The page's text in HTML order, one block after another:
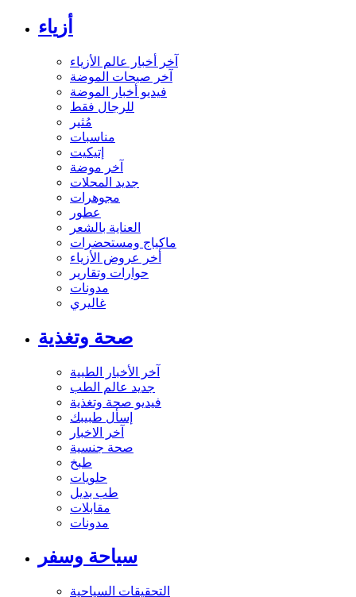
أزياء
آخر أخبار عالم الأزياء
آخر صيحات الموضة
فيديو أخبار الموضة
للرجال فقط
مُثير
مناسبات
إتيكيت
آخر موضة
جديد المحلات
مجوهرات
عطور
العناية بالشعر
ماكياج ومستحضرات
أخر عروض الأزياء
حوارات وتقارير
مدونات
غاليري
صحة وتغذية
آخر الأخبار الطبية
جديد عالم الطب
فيديو صحة وتغذية
إسأل طبيبك
آخر الاخبار
صحة جنسية
طبخ
حلويات
طب بديل
مقابلات
مدونات
سياحة وسفر
التحقيقات السياحية